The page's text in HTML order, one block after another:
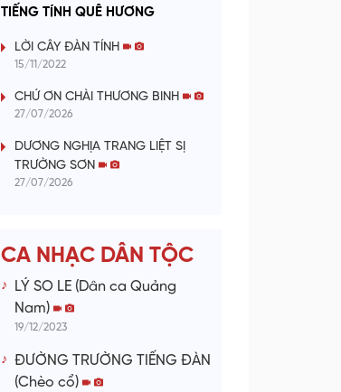
a
y
V
d
o
TIẾNG TÍNH QUÊ HƯƠNG
LỜI CÂY ĐÀN TÍNH
15/11/2022
CHỨ ƠN CHÀI THƯƠNG BINH
27/07/2026
DƯƠNG NGHỊA TRANG LIỆT SỊ
TRƯỜNG SƠN
27/07/2026
CA NHẠC DÂN TỘC
LÝ SO LE (Dân ca Quảng
Nam)
19/12/2023
ĐƯỜNG TRƯỜNG TIẾNG ĐÀN
(Chèo cổ)